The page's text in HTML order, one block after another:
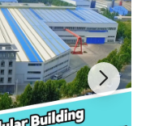
นเหล็กกล้าแข็งแรง ;
เหลี่ยม 1.5 มม สำหรับลำแสงสำรอง
แน่นของโฟมโพลีสไตรีน ( แผงแซนด์วิช EPS) คือ 12 กก ./
ารถ่ายโอนความร้อนคือ 0.663w/.k.
แน่นของโฟมโพลีสไตรีนคือ 12 กก ./ ม .3 สัมประสิทธิ์
ามร้อนคือ 0.553w/·k.
ด้วยตัวล็อคทรงกระบอกด้วยกุญแจ 3 ดอก เฟรมรูปโดมทำ
ระบอกพร้อมกุญแจ 3 ดอก เฟรม Doorframe ทำจากโฟม